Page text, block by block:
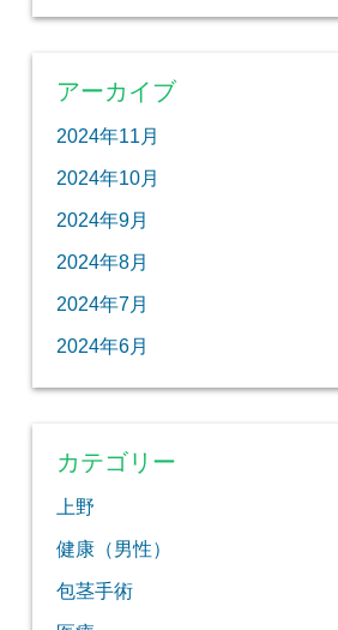
アーカイブ
2024年11月
2024年10月
2024年9月
2024年8月
2024年7月
2024年6月
カテゴリー
上野
健康（男性）
包茎手術